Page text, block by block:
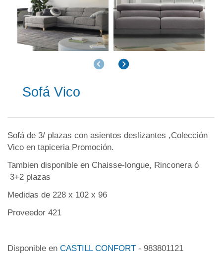
AnteriorSiguiente
Sofá Vico
Sofá de 3/ plazas con asientos deslizantes ,Colección
Vico en tapiceria Promoción.
Tambien disponible en Chaisse-longue, Rinconera ó
3+2 plazas
Medidas de 228 x 102 x 96
Proveedor 421
Disponible en CASTILL CONFORT - 983801121